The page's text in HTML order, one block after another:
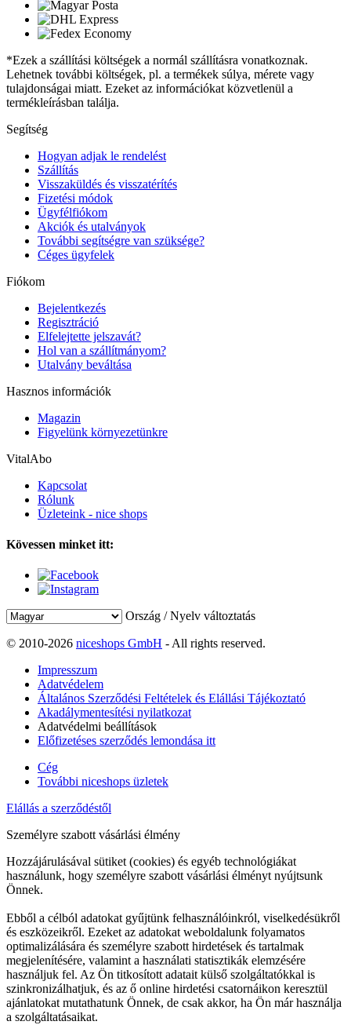
*Ezek a szállítási költségek a normál szállításra vonatkoznak.
Lehetnek további költségek, pl. a termékek súlya, mérete vagy
tulajdonságai miatt. Ezeket az információkat közvetlenül a
termékleírásban találja.
Segítség
Hogyan adjak le rendelést
Szállítás
Visszaküldés és visszatérítés
Fizetési módok
Ügyfélfiókom
Akciók és utalványok
További segítségre van szüksége?
Céges ügyfelek
Fiókom
Bejelentkezés
Regisztráció
Elfelejtette jelszavát?
Hol van a szállítmányom?
Utalvány beváltása
Hasznos információk
Magazin
Figyelünk környezetünkre
VitalAbo
Kapcsolat
Rólunk
Üzleteink - nice shops
Kövessen minket itt:
Ország / Nyelv változtatás
© 2010-2026 niceshops GmbH - All rights reserved.
Impresszum
Adatvédelem
Általános Szerződési Feltételek és Elállási Tájékoztató
Akadálymentesítési nyilatkozat
Adatvédelmi beállítások
Előfizetéses szerződés lemondása itt
Cég
További niceshops üzletek
Elállás a szerződéstől
Személyre szabott vásárlási élmény
Hozzájárulásával sütiket (cookies) és egyéb technológiákat
használunk, hogy személyre szabott vásárlási élményt nyújtsunk
Önnek.
Ebből a célból adatokat gyűjtünk felhasználóinkról, viselkedésükről
és eszközeikről. Ezeket az adatokat weboldalunk folyamatos
optimalizálására és személyre szabott hirdetések és tartalmak
megjelenítésére, valamint a használati statisztikák elemzésére
használjuk fel. Az Ön titkosított adatait külső szolgáltatókkal is
szinkronizálhatjuk, és az ő online hirdetési csatornáikon keresztül
ajánlatokat mutathatunk Önnek, de csak akkor, ha Ön már használja
a szolgáltatásaikat.